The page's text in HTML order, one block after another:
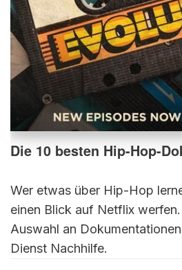
Die 10 besten Hip-Hop-
Wer etwas über Hip-Hop
einen Blick auf Netflix
Auswahl an
Dienst Nachhilfe.